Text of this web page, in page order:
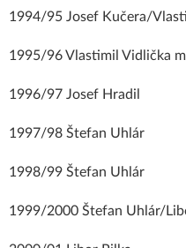
1994/95 Josef Kučera/
1995/96 Vlastimil Vidlička
1996/97 Josef Hradil
1997/98 Štefan Uhlár
1998/99 Štefan Uhlár
1999/2000 Štefan Uhlár/